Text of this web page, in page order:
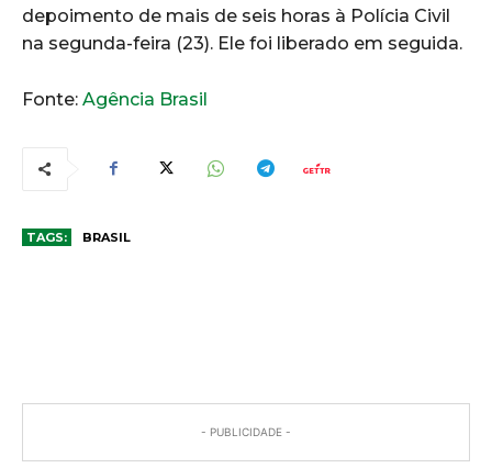
depoimento de mais de seis horas à Polícia Civil
na segunda-feira (23). Ele foi liberado em seguida.
Fonte: Agência Brasil
TAGS: BRASIL
- PUBLICIDADE -